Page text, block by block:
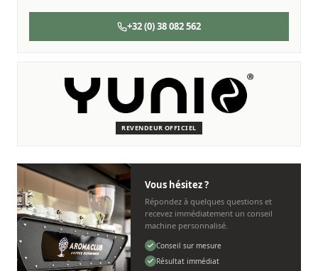
+32 (0) 38 082 562
REVENDEUR OFFICIEL
SERVICE & ENTRETIEN
Nous sommes là pour vous
Personnel, rapide et sans tracas.
Vous hésitez ?
Répondez à quelques questions et
recevez immédiatement un conseil
machine personnalisé.
Conseil sur mesure
Résultat immédiat